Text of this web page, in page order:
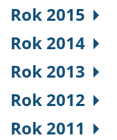
Rok 2015
Rok 2014
Rok 2013
Rok 2012
Rok 2011